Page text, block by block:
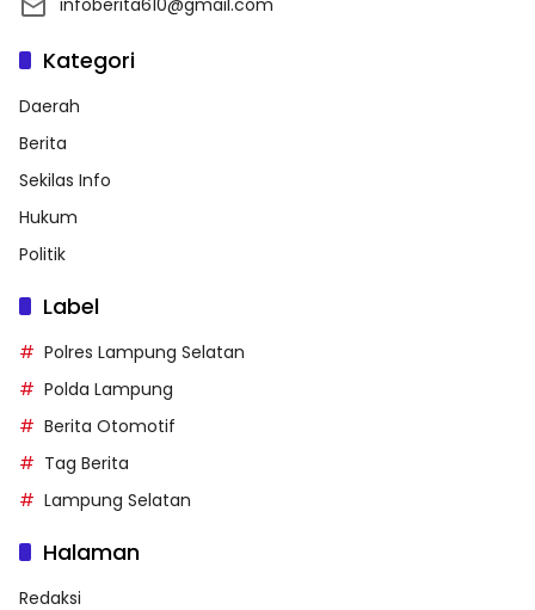
infoberita610@gmail.com
Kategori
Daerah
Berita
Sekilas Info
Hukum
Politik
Label
Polres Lampung Selatan
Polda Lampung
Berita Otomotif
Tag Berita
Lampung Selatan
Halaman
Redaksi